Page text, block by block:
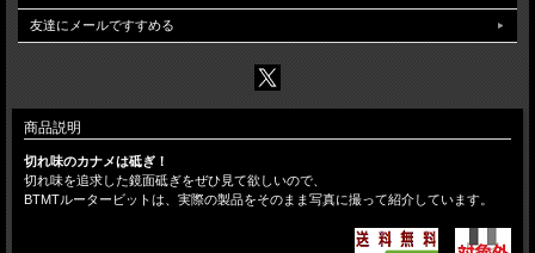
友達にメールですすめる
商品説明
切れ味のカナメは砥ぎ！
切れ味を追求した鏡面砥ぎをぜひ見て欲しいので、
BTMTルータービットは、実際の製品をそのまま写真に撮って紹介しています。